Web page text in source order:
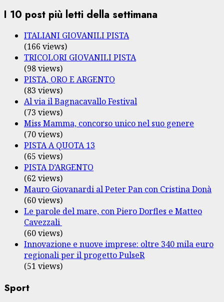
I 10 post più letti della settimana
ITALIANI GIOVANILI PISTA
(166 views)
TRICOLORI GIOVANILI PISTA
(98 views)
PISTA, ORO E ARGENTO
(83 views)
Al via il Bagnacavallo Festival
(73 views)
Miss Mamma, concorso unico nel suo genere
(70 views)
PISTA A QUOTA 13
(65 views)
PISTA D’ARGENTO
(62 views)
Mauro Giovanardi al Peter Pan con Cristina Donà
(60 views)
Le parole del mare, con Piero Dorfles e Matteo
Cavezzali
(60 views)
Innovazione e nuove imprese: oltre 340 mila euro
regionali per il progetto PulseR
(51 views)
Sport